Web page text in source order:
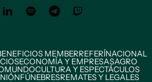
MEMBERREFERÍNACIONAL
ECONOMÍA Y EMPRESASAGRO
MUNDOCULTURA Y ESPECTÁCULOS
FÚNEBRESREMATES Y LEGALES